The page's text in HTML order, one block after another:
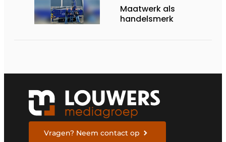
Maatwerk als
handelsmerk
Vragen? Neem contact op